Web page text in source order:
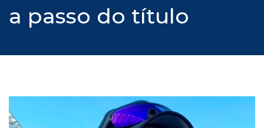
a passo do título